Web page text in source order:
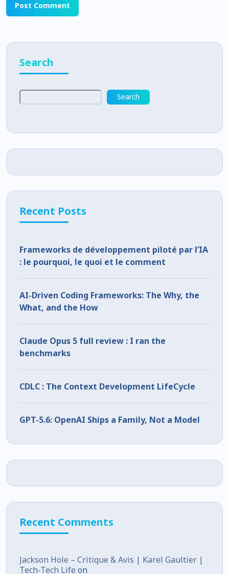
Search
Search
Recent Posts
Frameworks de développement piloté par l’IA
: le pourquoi, le quoi et le comment
AI-Driven Coding Frameworks: The Why, the
What, and the How
Claude Opus 5 full review : I ran the
benchmarks
CDLC : The Context Development LifeCycle
GPT-5.6: OpenAI Ships a Family, Not a Model
Recent Comments
Jackson Hole – Critique & Avis | Karel Gaultier |
Tech-Tech Life on